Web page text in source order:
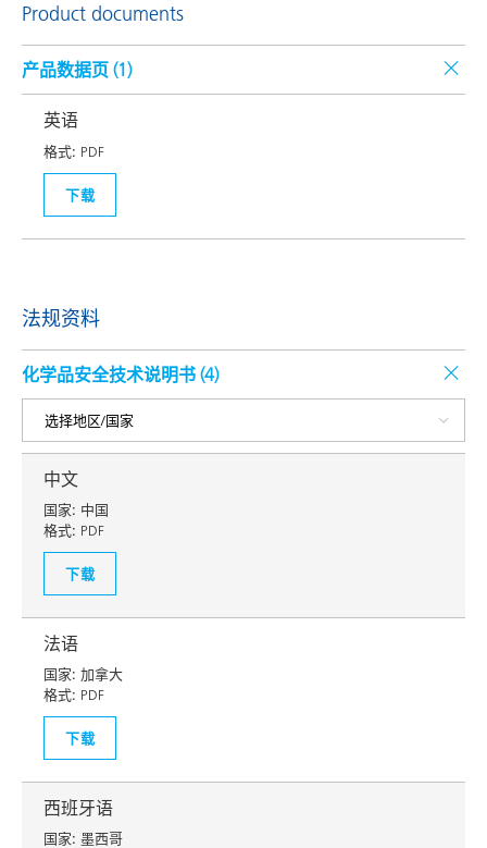
Product documents
产品数据页 (1)
英语
格式: PDF
下载
法规资料
化学品安全技术说明书 (4)
中文
国家: 中国
格式: PDF
下载
法语
国家: 加拿大
格式: PDF
下载
西班牙语
国家: 墨西哥